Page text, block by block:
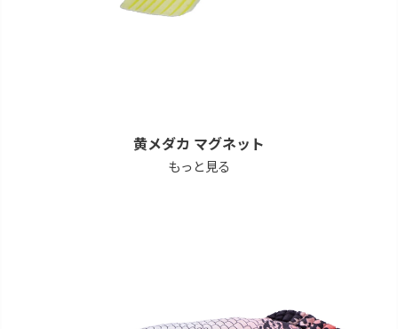
黄メダカ マグネット
もっと見る